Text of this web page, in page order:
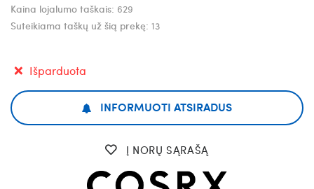
Kaina lojalumo taškais: 629
Suteikiama taškų už šią prekę: 13
Išparduota
INFORMUOTI ATSIRADUS
Į NORŲ SĄRAŠĄ